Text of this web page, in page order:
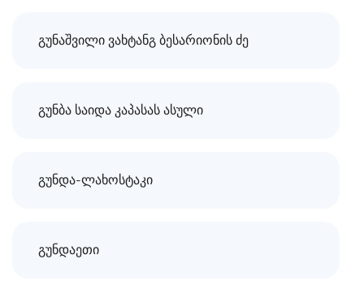
გუნაშვილი ვახტანგ ბესარიონის ძე
გუნბა საიდა კაპასას ასული
გუნდა-ლახოსტაკი
გუნდაეთი